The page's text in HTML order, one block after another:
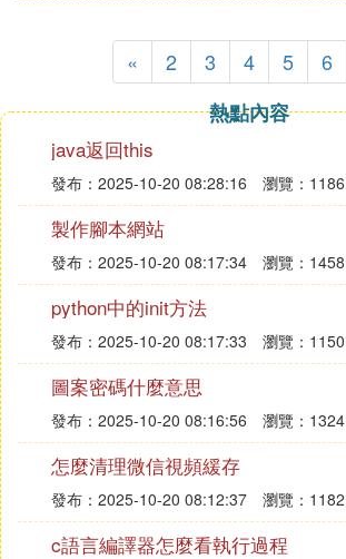
« 2 3 4 5 6
熱點內容
java返回this
發布：2025-10-20 08:28:16 瀏覽：1186
製作腳本網站
發布：2025-10-20 08:17:34 瀏覽：1458
python中的init方法
發布：2025-10-20 08:17:33 瀏覽：1150
圖案密碼什麼意思
發布：2025-10-20 08:16:56 瀏覽：1324
怎麼清理微信視頻緩存
發布：2025-10-20 08:12:37 瀏覽：1182
c語言編譯器怎麼看執行過程